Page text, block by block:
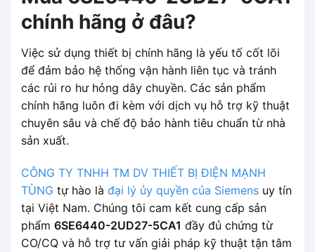
chính hãng ở đâu?
Việc sử dụng thiết bị chính hãng là yếu tố cốt lõi
để đảm bảo hệ thống vận hành liên tục và tránh
các rủi ro hư hỏng dây chuyền. Các sản phẩm
chính hãng luôn đi kèm với dịch vụ hỗ trợ kỹ thuật
chuyên sâu và chế độ bảo hành tiêu chuẩn từ nhà
sản xuất.
CÔNG TY TNHH TM DV THIẾT BỊ ĐIỆN MẠNH
TÙNG tự hào là đại lý ủy quyền của Siemens uy tín
tại Việt Nam. Chúng tôi cam kết cung cấp sản
phẩm 6SE6440-2UD27-5CA1 đầy đủ chứng từ
CO/CQ và hỗ trợ tư vấn giải pháp kỹ thuật tận tâm